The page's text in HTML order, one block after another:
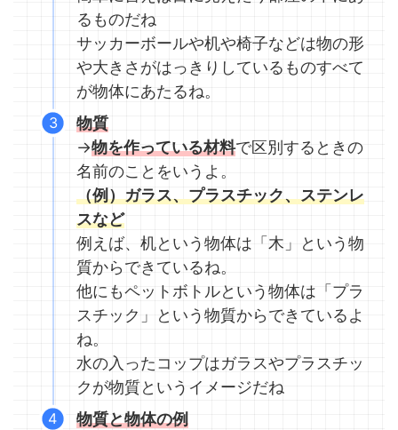
るものだね
サッカーボールや机や椅子などは物の形
や大きさがはっきりしているものすべて
が物体にあたるね。
物質
→物を作っている材料で区別するときの
名前のことをいうよ。
（例）ガラス、プラスチック、ステンレ
スなど
例えば、机という物体は「木」という物
質からできているね。
他にもペットボトルという物体は「プラ
スチック」という物質からできているよ
ね。
水の入ったコップはガラスやプラスチッ
クが物質というイメージだね
物質と物体の例